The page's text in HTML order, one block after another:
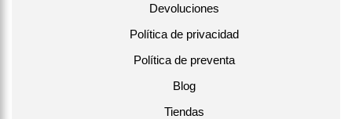
Devoluciones
Política de privacidad
Política de preventa
Blog
Tiendas